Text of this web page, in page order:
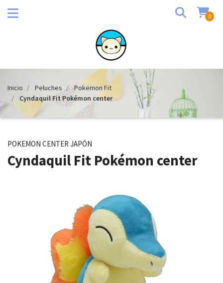
0
Inicio Peluches
Pokemon Fit
Cyndaquil Fit Pokémon center
POKEMON CENTER JAPÓN
Cyndaquil Fit Pokémon center